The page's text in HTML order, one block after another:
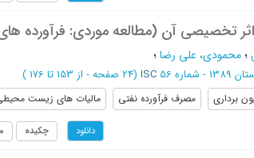
تخصیصی آن (مطالعه موردی: فرآورده
؛محمودی، علی رضا؛
56
ISC (‎24 صفحه - از 153 تا 176 )
برداری مصرف فرآورده نفتی مالیات های زیست
دانلود چکیده